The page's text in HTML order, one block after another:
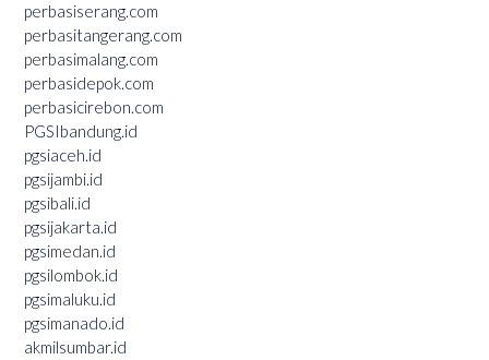
perbasiserang.com
perbasitangerang.com
perbasimalang.com
perbasidepok.com
perbasicirebon.com
PGSIbandung.id
pgsiaceh.id
pgsijambi.id
pgsibali.id
pgsijakarta.id
pgsimedan.id
pgsilombok.id
pgsimaluku.id
pgsimanado.id
akmilsumbar.id